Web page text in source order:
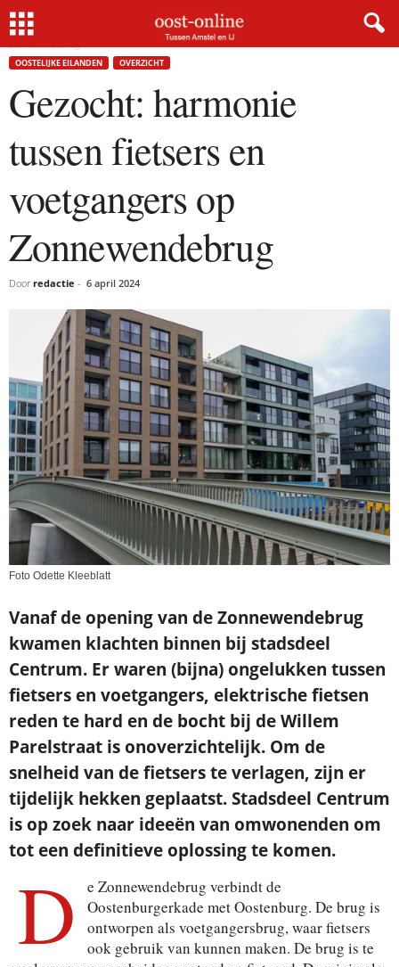
Home
Gezocht: harmonie tussen fietsers en voetgangers op
Zonnewendebrug
OOSTELIJKE EILANDEN OVERZICHT
Gezocht: harmonie
tussen fietsers en
voetgangers op
Zonnewendebrug
Door redactie - 6 april 2024
Foto Odette Kleeblatt
Vanaf de opening van de Zonnewendebrug
kwamen klachten binnen bij stadsdeel
Centrum. Er waren (bijna) ongelukken tussen
fietsers en voetgangers, elektrische fietsen
reden te hard en de bocht bij de Willem
Parelstraat is onoverzichtelijk. Om de
snelheid van de fietsers te verlagen, zijn er
tijdelijk hekken geplaatst. Stadsdeel Centrum
is op zoek naar ideeën van omwonenden om
tot een definitieve oplossing te komen.
D
e Zonnewendebrug verbindt de
Oostenburgerkade met Oostenburg. De brug is
ontworpen als voetgangersbrug, waar fietsers
ook gebruik van kunnen maken. De brug is te